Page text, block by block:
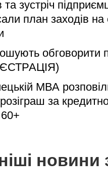
та зустріч
план заходів на
обговорити
МВА
за
новини